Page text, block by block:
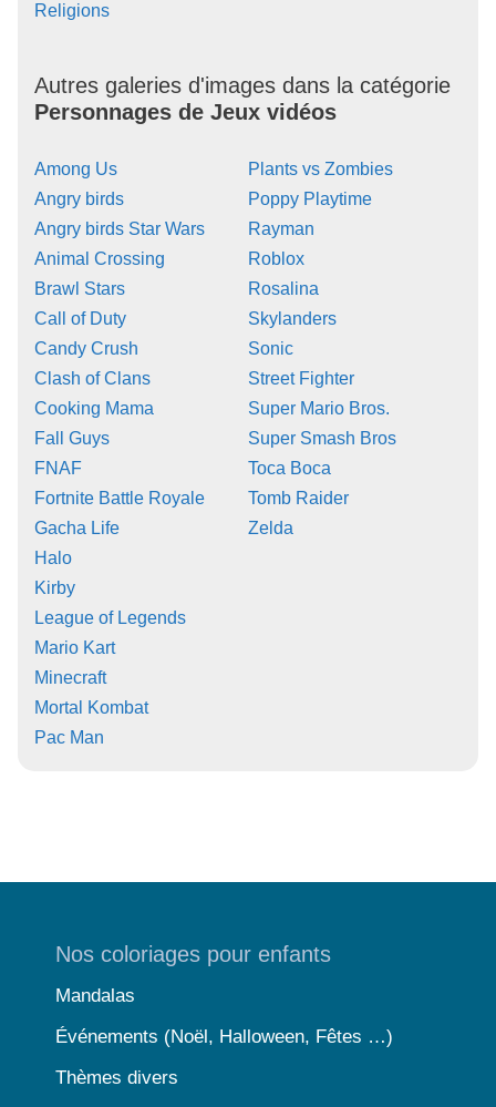
Religions
Autres galeries d'images dans la catégorie
Personnages de Jeux vidéos
Among Us
Angry birds
Angry birds Star Wars
Animal Crossing
Brawl Stars
Call of Duty
Candy Crush
Clash of Clans
Cooking Mama
Fall Guys
FNAF
Fortnite Battle Royale
Gacha Life
Halo
Kirby
League of Legends
Mario Kart
Minecraft
Mortal Kombat
Pac Man
Plants vs Zombies
Poppy Playtime
Rayman
Roblox
Rosalina
Skylanders
Sonic
Street Fighter
Super Mario Bros.
Super Smash Bros
Toca Boca
Tomb Raider
Zelda
Nos coloriages pour enfants
Mandalas
Événements (Noël, Halloween, Fêtes …)
Thèmes divers